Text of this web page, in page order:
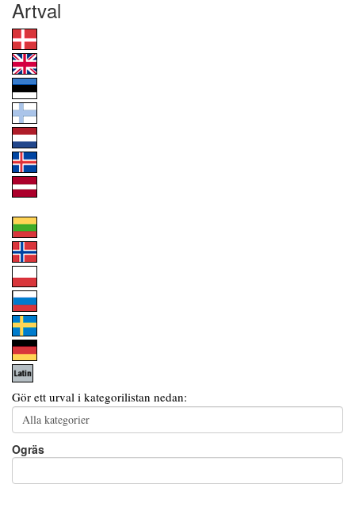
Artval
Gör ett urval i kategorilistan nedan:
Ogräs